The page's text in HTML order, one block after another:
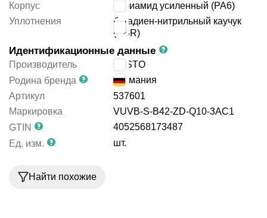
Корпус
полиамид усиленный (PA6)
Уплотнения
бутадиен-нитрильный каучук
(NBR)
Идентификационные данные
Производитель
FESTO
Родина бренда
Германия
Артикул
537601
Маркировка
VUVB-S-B42-ZD-Q10-3AC1
GTIN
4052568173487
Ед. изм.
шт.
Найти похожие